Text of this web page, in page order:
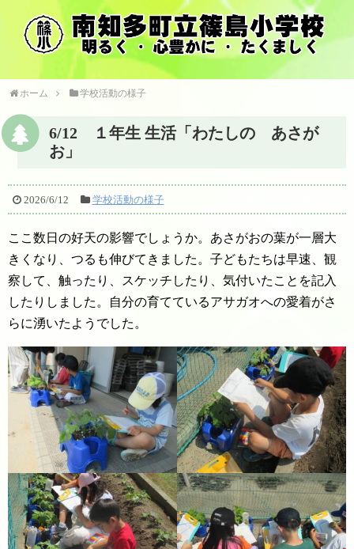
ホーム 学校活動の様子
6/12 １年生 生活「わたしの あさが
お」
2026/6/12 学校活動の様子
ここ数日の好天の影響でしょうか。あさがおの葉が一層大
きくなり、つるも伸びてきました。子どもたちは早速、観
察して、触ったり、スケッチしたり、気付いたことを記入
したりしました。自分の育てているアサガオへの愛着がさ
らに湧いたようでした。